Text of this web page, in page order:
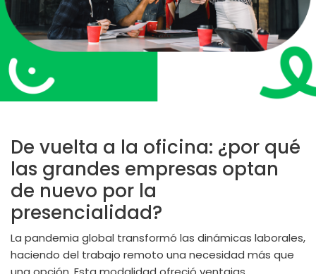
De vuelta a la oficina: ¿por qué
las grandes empresas optan
de nuevo por la
presencialidad?
La pandemia global transformó las dinámicas laborales,
haciendo del trabajo remoto una necesidad más que